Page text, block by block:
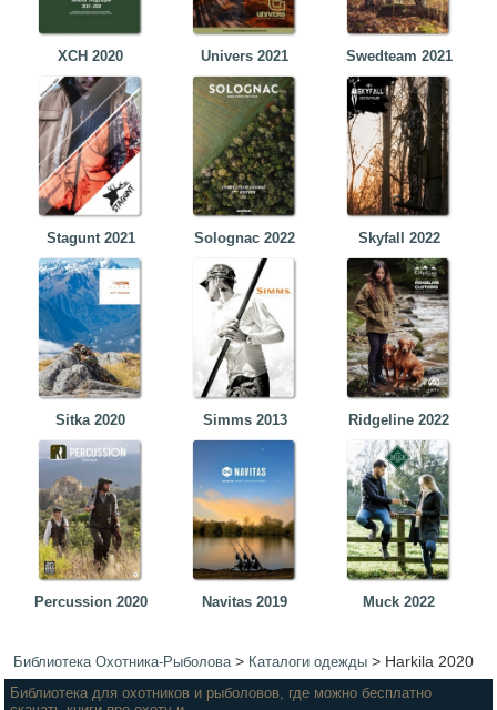
ХСН 2020 Univers 2021 Swedteam 2021
Stagunt 2021 Solognac 2022 Skyfall 2022
Sitka 2020 Simms 2013 Ridgeline 2022
Percussion 2020 Navitas 2019 Muck 2022
Библиотека Охотника-Рыболова> Каталоги одежды > Harkila 2020
Библиотека для охотников и рыболовов, где можно бесплатно